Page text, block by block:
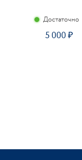
Достаточно
5 000